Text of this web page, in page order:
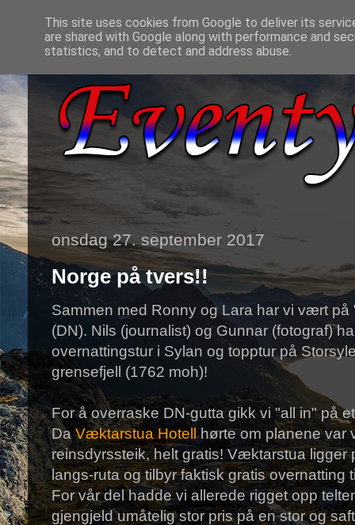
onsdag 27. september 2017
Norge på tvers!!
Sammen med Ronny og Lara har vi vært
(DN). Nils (journalist) og Gunnar (fotograf)
overnattingstur i Sylan og topptur på
grensefjell (1762 moh)!
For å overraske DN-gutta gikk vi "all in" på
DaVæktarstua Hotellhørte om planene var
reinsdyrssteik, helt gratis! Væktarstua ligger
langs-ruta og tilbyr faktisk gratis overnatting
For vår del hadde vi allerede rigget opp
gjengjeld umåtelig stor pris på en stor og
This site uses cookies from Google to deliver its
are shared with Google along with performance and
statistics, and to detect and address abuse.